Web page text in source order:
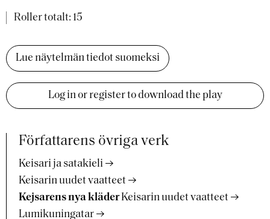
Roller totalt: 15
Lue näytelmän tiedot suomeksi
Log in or register to download the play
Författarens övriga verk
Keisari ja satakieli
Keisarin uudet vaatteet
Kejsarens nya kläder Keisarin uudet vaatteet
Lumikuningatar